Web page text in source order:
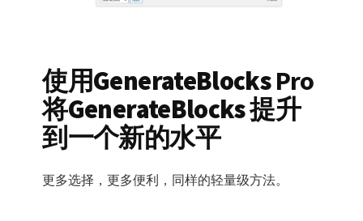
使用GenerateBlocksPro
将GenerateBlocks 提升
到一个新的水平
更多选择，更多便利，同样的轻量级方法。